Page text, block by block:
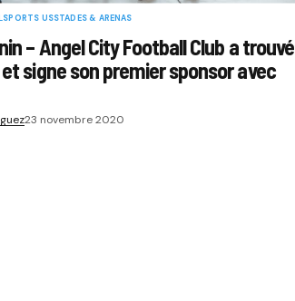
SPORTS USSTADES & ARENAS
– Angel City Football Club a trouvé
signe son premier sponsor avec
23 novembre 2020